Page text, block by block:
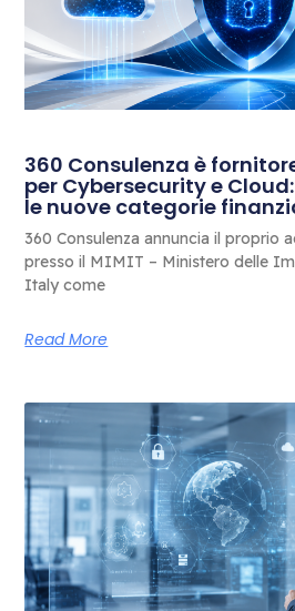
360 Consulenza è
per Cybersecurity e
le nuove categorie
360 Consulenza annuncia il proprio
presso il MIMIT – Ministero delle
Italy come
Read More